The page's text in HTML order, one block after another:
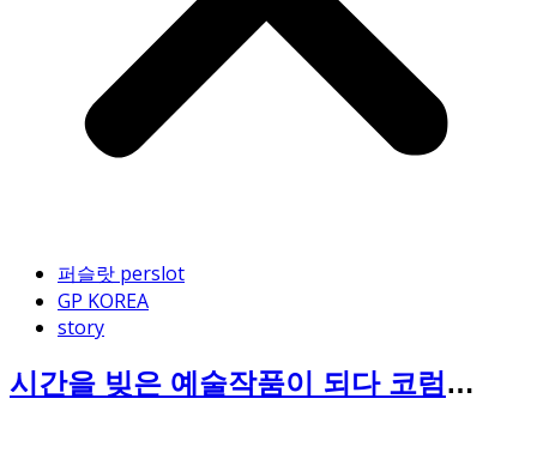
퍼슬랏 perslot
GP KOREA
story
시간을 빚은 예술작품이 되다 코럼